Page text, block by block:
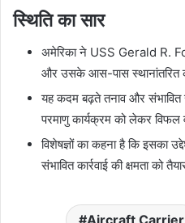
स्थिति का सार
अमेरिका ने USS Gerald R.
और उसके आस-पास स्थानांतरित
यह कदम बढ़ते तनाव और
परमाणु कार्यक्रम को लेकर विफल
विशेषज्ञों का कहना है कि इसका
संभावित कार्रवाई की क्षमता को